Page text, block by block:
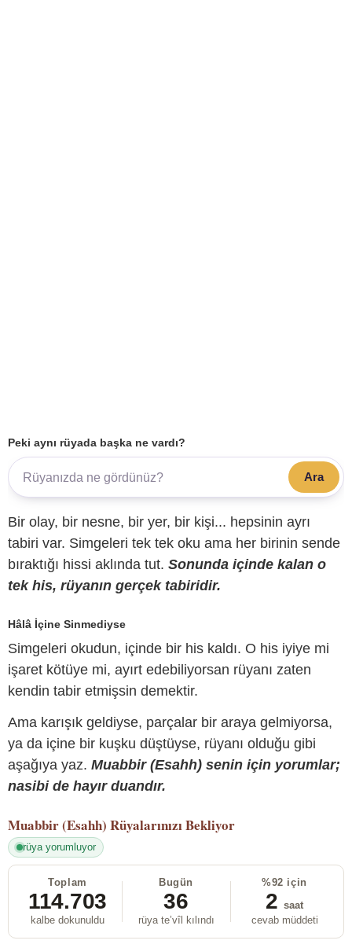
Peki aynı rüyada başka ne vardı?
Ara
Bir olay, bir nesne, bir yer, bir kişi... hepsinin ayrı
tabiri var. Simgeleri tek tek oku ama her birinin sende
bıraktığı hissi aklında tut. Sonunda içinde kalan o
tek his, rüyanın gerçek tabiridir.
Hâlâ İçine Sinmediyse
Simgeleri okudun, içinde bir his kaldı. O his iyiye mi
işaret kötüye mi, ayırt edebiliyorsan rüyanı zaten
kendin tabir etmişsin demektir.
Ama karışık geldiyse, parçalar bir araya gelmiyorsa,
ya da içine bir kuşku düştüyse, rüyanı olduğu gibi
aşağıya yaz. Muabbir (Esahh) senin için yorumlar;
nasibi de hayır duandır.
Muabbir (Esahh) Rüyalarınızı Bekliyor
rüya yorumluyor
Toplam
114.703
kalbe dokunuldu
Bugün
36
rüya te’vîl kılındı
%92 için
2 saat
cevab müddeti